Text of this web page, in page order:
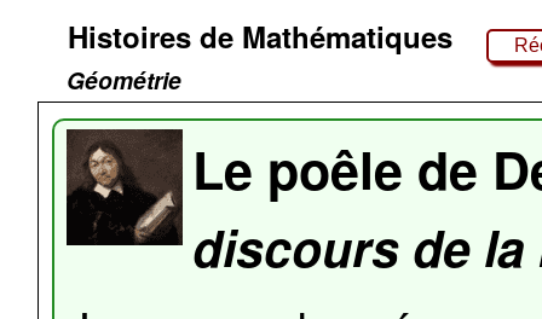
Histoires de Mathématiques
Géométrie
Le poêle de
discours de